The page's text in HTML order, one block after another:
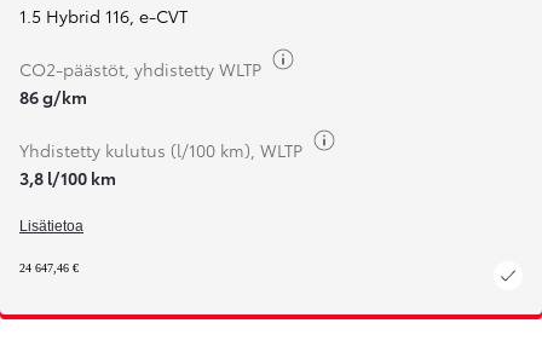
1.5 Hybrid 116, e-CVT
CO2-päästöt, yhdistetty WLTP
86 g/km
Yhdistetty kulutus (l/100 km), WLTP
3,8 l/100 km
Lisätietoa
24 647,46 €